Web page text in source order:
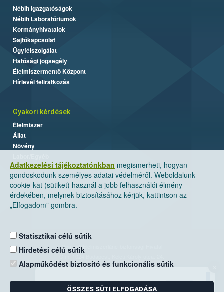
Adatkezelési tájékoztatónkban megismerheti, hogyan
gondoskodunk személyes adatai védelméről. Weboldalunk
cookie-kat (sütiket) használ a jobb felhasználói élmény
érdekében, melynek biztosításához kérjük, kattintson az
„Elfogadom” gombra.
Statisztikai célú sütik
Hirdetési célú sütik
Alapműködést biztosító és funkcionális sütik
ÖSSZES SÜTI ELFOGADÁSA
Nébih Igazgatóságok
Nébih Laboratóriumok
Kormányhivatalok
Sajtókapcsolat
Ügyfélszolgálat
Hatósági jogsegély
Élelmiszermentő Központ
Hírlevél feliratkozás
Gyakori kérdések
Élelmiszer
Állat
Növény
Nemzeti Élelmiszerlánc-biztonsági Hivatal
Levelezési cím: 1525 Budapest. Pf. 30.